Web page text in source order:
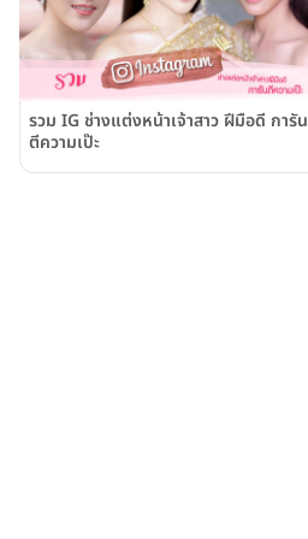
รวม IG ช่างแต่งหน้าเจ้าสาว ฝีมือดี การัน
ตีความเป๊ะ